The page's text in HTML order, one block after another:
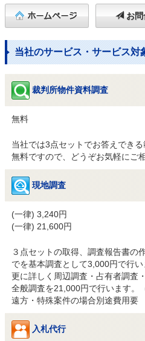
お問
当社のサービス・サービス対
裁判所物件資料調査
無料
当社では3点セットでお答えでき
無料ですので、どうぞお気軽にご
現地調査
(一律) 3,240円
(一律) 21,600円
３点セットの取得、調査報告書の
でを基本調査として3,000円で行い
更に詳しく周辺調査・占有者調査
全般調査を21,000円で行います。
遠方・特殊案件の場合別途費用要
入札代行